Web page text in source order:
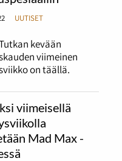
UUTISET
kevään
viimeinen
on täällä.
viimeisellä
Mad Max -